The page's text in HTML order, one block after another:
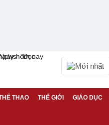
Mới nhất
THAO THẾ GIỚI GIÁO DỤC